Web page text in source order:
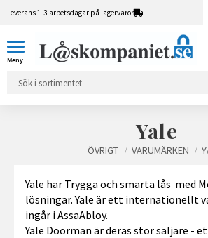
Leverans 1-3 arbetsdagar på lagervaror
Yale
ÖVRIGT VARUMÄRKEN
Yale har Trygga och smarta lås med
lösningar. Yale är ett internationellt
ingår i AssaAbloy.
Yale Doorman är deras stor säljare -